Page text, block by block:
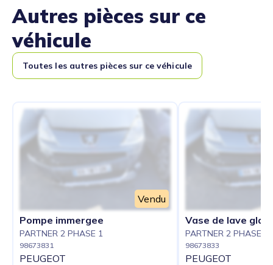
Autres pièces sur ce
véhicule
Toutes les autres pièces sur ce véhicule
Vendu
Pompe immergee
PARTNER 2 PHASE 1
98673831
PEUGEOT
Vase de lave
PARTNER 2 PHASE 1
98673833
PEUGEOT